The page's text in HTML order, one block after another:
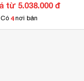
từ 5.038.000 đ
Có 4 nơi bán